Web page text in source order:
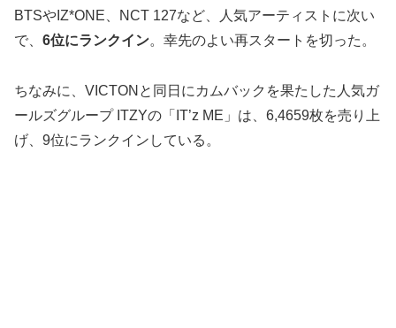
BTSやIZ*ONE、NCT 127など、人気アーティストに次い
で、 6位にランクイン。幸先のよい再スタートを切った。
ちなみに、VICTONと同日にカムバックを果たした人気ガ
ールズグループ ITZYの「IT’z ME」は、6,4659枚を売り上
げ、9位にランクインしている。